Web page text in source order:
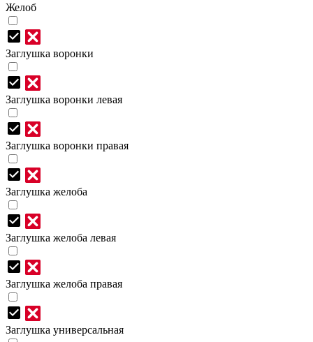
Желоб
Заглушка воронки
Заглушка воронки левая
Заглушка воронки правая
Заглушка желоба
Заглушка желоба левая
Заглушка желоба правая
Заглушка универсальная